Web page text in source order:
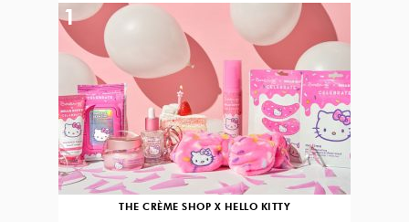
THE CRÈME SHOP X HELLO KITTY
1